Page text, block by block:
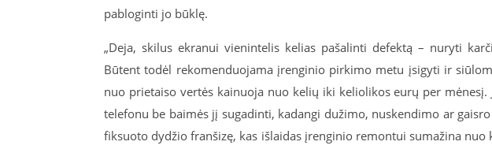
pabloginti jo būklę.
„Deja, skilus ekranui vienintelis kelias pašalinti defektą – nuryti
Būtent todėl rekomenduojama įrenginio pirkimo metu įsigyti ir
nuo prietaiso vertės kainuoja nuo kelių iki keliolikos eurų per
telefonu be baimės jį sugadinti, kadangi dužimo, nuskendimo ar
fiksuoto dydžio franšizę, kas išlaidas įrenginio remontui sumažina nuo